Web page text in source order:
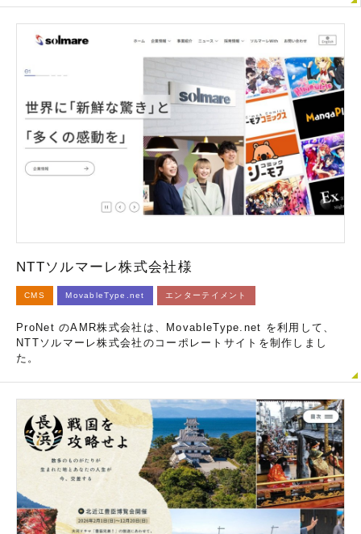
NTTソルマーレ株式会社様
CMS MovableType.net エンターテイメント
ProNet のAMR株式会社は、MovableType.net を利用して、
NTTソルマーレ株式会社のコーポレートサイトを制作しまし
た。